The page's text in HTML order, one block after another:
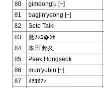
80
gimdong'u [~]
81
bagjin'yeong [~]
82
Seto Taiki
83
胝ｿﾚﾕ�ｼｾ
84
本田 邦久
85
Paek Hongseok
86
mun'yubin [~]
87
ﾒｦﾖﾇﾌﾚ